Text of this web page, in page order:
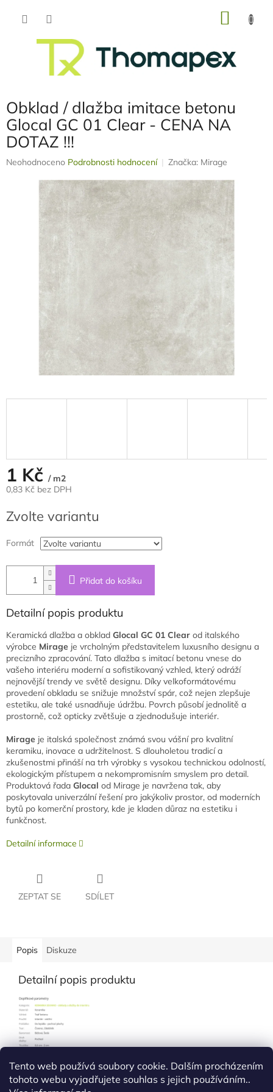
Tento web používá soubory cookie. Dalším procházením
tohoto webu vyjadřujete souhlas s jejich používáním..
Obklad / dlažba imitace betonu
Glocal GC 01 Clear - CENA NA
DOTAZ !!!
Průměrné
Neohodnoceno Podrobnosti hodnocení Značka: Mirage
1 Kč / m2
0,83 Kč bez DPH
cena:
Zvolte variantu
Formát
Přidat do košíku
Detailní popis produktu
Keramická dlažba a obklad Glocal GC 01 Clear od italského
výrobce Mirage je vrcholným představitelem luxusního designu a
precizního zpracování. Tato dlažba s imitací betonu vnese do
vašeho interiéru moderní a sofistikovaný vzhled, který odráží
nejnovější trendy ve světě designu. Díky velkoformátovému
provedení obkladu se snižuje množství spár, což nejen zlepšuje
estetiku, ale také usnadňuje údržbu. Povrch působí jednolitě a
prostorně, což opticky zvětšuje a zjednodušuje interiér.
Mirage je italská společnost známá svou vášní pro kvalitní
keramiku, inovace a udržitelnost. S dlouholetou tradicí a
zkušenostmi přináší na trh výrobky s vysokou technickou odolností,
ekologickým přístupem a nekompromisním smyslem pro detail.
Produktová řada Glocal od Mirage je navržena tak, aby
poskytovala univerzální řešení pro jakýkoliv prostor, od moderních
bytů po komerční prostory, kde je kladen důraz na estetiku i
funkčnost.
Detailní informace
ZEPTAT SE SDÍLET
Popis Diskuze
Detailní popis produktu